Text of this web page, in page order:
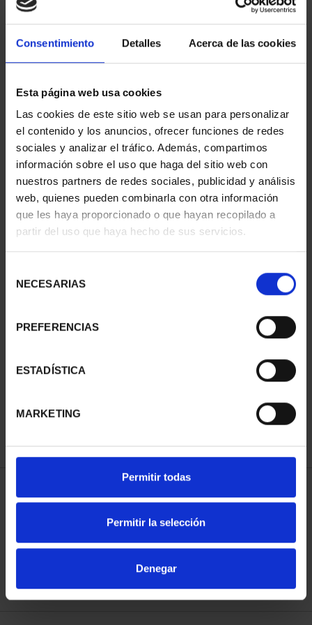
Consentimiento Detalles Acerca de las cookies
Esta página web usa cookies
Las cookies de este sitio web se usan para personalizar
el contenido y los anuncios, ofrecer funciones de redes
sociales y analizar el tráfico. Además, compartimos
información sobre el uso que haga del sitio web con
nuestros partners de redes sociales, publicidad y análisis
web, quienes pueden combinarla con otra información
que les haya proporcionado o que hayan recopilado a
partir del uso que haya hecho de sus servicios.
NECESARIAS
PREFERENCIAS
ESTADÍSTICA
MARKETING
Permitir todas
Permitir la selección
Denegar
SUBSCRIPTION
CAPITALS OF SPAIN 1
€949.00
Only for registered users
SUBSCRIPTION
CAPITALS OF SPAIN 2
€949.00
Only for registered users
SUBSCRIPTION
SUBSCRIPTION
CAPITALS OF SPAIN 4
Only for registered users
SORT BY:
REFINE